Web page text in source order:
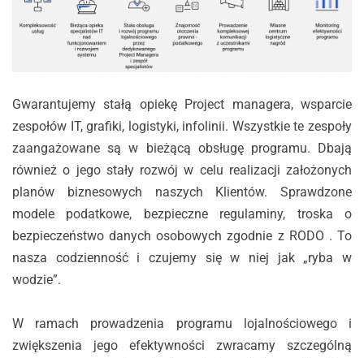
Gwarantujemy stałą opiekę Project managera, wsparcie
zespołów IT, grafiki, logistyki, infolinii. Wszystkie te zespoły
zaangażowane są w bieżącą obsługę programu. Dbają
również o jego stały rozwój w celu realizacji założonych
planów biznesowych naszych Klientów. Sprawdzone
modele podatkowe, bezpieczne regulaminy, troska o
bezpieczeństwo danych osobowych zgodnie z RODO . To
nasza codzienność i czujemy się w niej jak „ryba w
wodzie”.
W ramach prowadzenia programu lojalnościowego i
zwiększenia jego efektywności zwracamy szczególną